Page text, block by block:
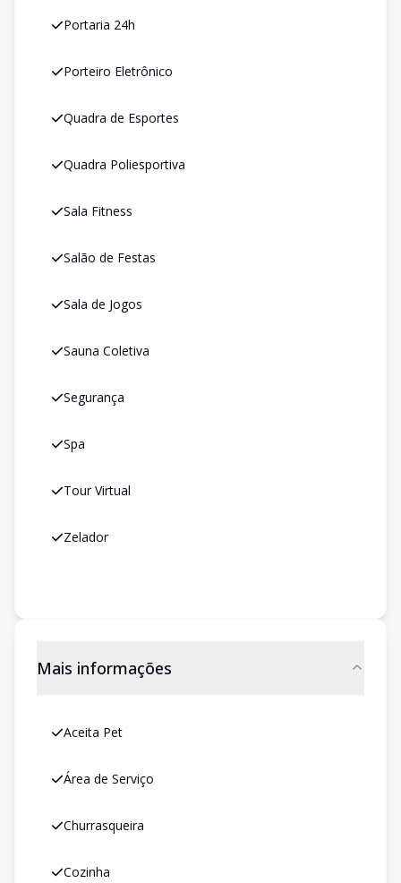
Portaria 24h
Porteiro Eletrônico
Quadra de Esportes
Quadra Poliesportiva
Sala Fitness
Salão de Festas
Sala de Jogos
Sauna Coletiva
Segurança
Spa
Tour Virtual
Zelador
Mais informações
Aceita Pet
Área de Serviço
Churrasqueira
Cozinha